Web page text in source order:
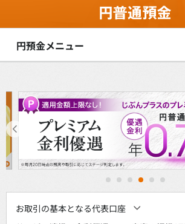
円預金メニュー
2 3 4 5 6
お取引の基本となる代表口座